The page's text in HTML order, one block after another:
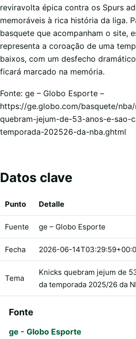
reviravolta épica contra os Spurs
memoráveis à rica história da liga.
basquete que acompanham o site,
representa a coroação de uma
baixos, com um desfecho
ficará marcado na memória.
Fonte: ge – Globo Esporte –
https://ge.globo.com/basquete/
quebram-jejum-de-53-anos-e-sao-
temporada-202526-da-nba.ghtml
Datos clave
Punto Detalle
Fuente ge – Globo Esporte
Fecha 2026-06-
Tema
Knicks quebram jejum de
da temporada 2025/26 da
Fonte
ge - Globo Esporte